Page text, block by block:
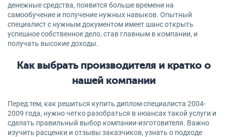
денежные средства, появится больше времени на
самообучение и получение нужных навыков. Опытный
специалист с нужным документом имеет шанс открыть
успешное собственное дело, став главным в компании, и
получать высокие доходы.
Как выбрать производителя и кратко о
нашей компании
Перед тем, как решиться купить диплом специалиста 2004-
2009 года, нужно четко разобраться в нюансах такой услуги и
сделать правильный выбор компании-изготовителя. Важно
изучить расценки и отзывы заказчиков, узнать о подходе